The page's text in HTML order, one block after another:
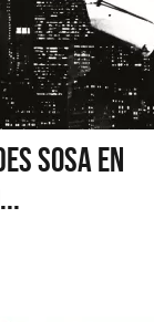
SOSA EN